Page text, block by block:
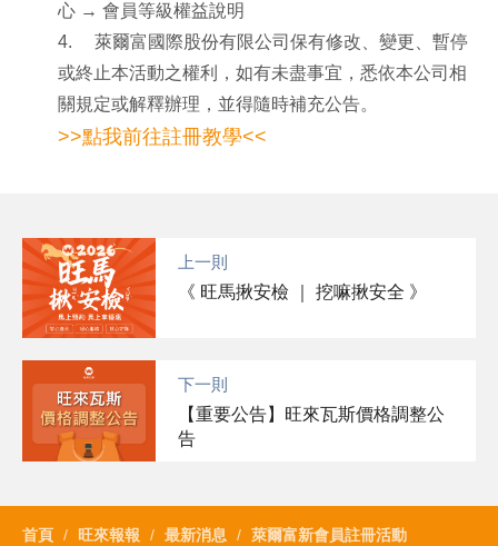
心 → 會員等級權益說明
4. 萊爾富國際股份有限公司保有修改、變更、暫停
或終止本活動之權利，如有未盡事宜，悉依本公司相
關規定或解釋辦理，並得隨時補充公告。
>>點我前往註冊教學<<
上一則
《 旺馬揪安檢 ｜ 挖嘛揪安全 》
下一則
【重要公告】旺來瓦斯價格調整公
告
首頁 旺來報報 最新消息 萊爾富新會員註冊活動